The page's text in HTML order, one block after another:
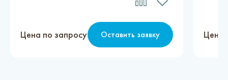
Цена по запросу Оставить заявку Цена